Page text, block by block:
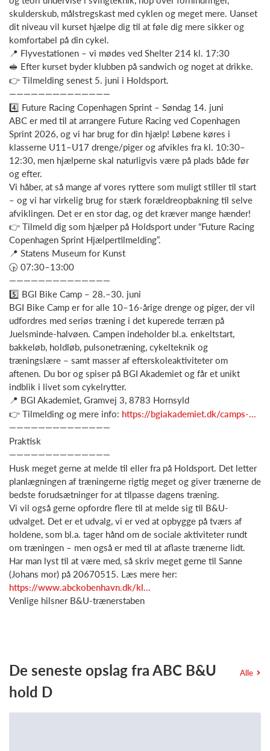
skulderskub, målstregskast med cyklen og meget mere. Uanset
dit niveau vil kurset hjælpe dig til at føle dig mere sikker og
komfortabel på din cykel.
📍 Flyvestationen – vi mødes ved Shelter 214 kl. 17:30
🥪 Efter kurset byder klubben på sandwich og noget at drikke.
👉 Tilmelding senest 5. juni i Holdsport.
——————————————
4️⃣ Future Racing Copenhagen Sprint – Søndag 14. juni
ABC er med til at arrangere Future Racing ved Copenhagen
Sprint 2026, og vi har brug for din hjælp! Løbene køres i
klasserne U11–U17 drenge/piger og afvikles fra kl. 10:30–
12:30, men hjælperne skal naturligvis være på plads både før
og efter.
Vi håber, at så mange af vores ryttere som muligt stiller til start
– og vi har virkelig brug for stærk forældreopbakning til selve
afviklingen. Det er en stor dag, og det kræver mange hænder!
👉 Tilmeld dig som hjælper på Holdsport under “Future Racing
Copenhagen Sprint Hjælpertilmelding”.
📍 Statens Museum for Kunst
🕟 07:30–13:00
——————————————
5️⃣ BGI Bike Camp – 28.–30. juni
BGI Bike Camp er for alle 10–16-årige drenge og piger, der vil
udfordres med seriøs træning i det kuperede terræn på
Juelsminde-halvøen. Campen indeholder bl.a. enkeltstart,
bakkeløb, holdløb, pulsonetræning, cykelteknik og
træningslære – samt masser af efterskoleaktiviteter om
aftenen. Du bor og spiser på BGI Akademiet og får et unikt
indblik i livet som cykelrytter.
📍 BGI Akademiet, Gramvej 3, 8783 Hornsyld
👉 Tilmelding og mere info: https://bgiakademiet.dk/camps-...
——————————————
Praktisk
——————————————
Husk meget gerne at melde til eller fra på Holdsport. Det letter
planlægningen af træningerne rigtig meget og giver trænerne de
bedste forudsætninger for at tilpasse dagens træning.
Vi vil også gerne opfordre flere til at melde sig til B&U-
udvalget. Det er et udvalg, vi er ved at opbygge på tværs af
holdene, som bl.a. tager hånd om de sociale aktiviteter rundt
om træningen – men også er med til at aflaste trænerne lidt.
Har man lyst til at være med, så skriv meget gerne til Sanne
(Johans mor) på 20670515. Læs mere her:
https://www.abckobenhavn.dk/kl...
Venlige hilsner B&U-trænerstaben
De seneste opslag fra ABC B&U
hold D
Alle